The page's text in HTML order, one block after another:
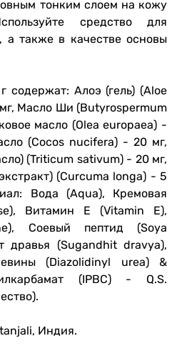
тонким слоем на кожу
средство для
а также в качестве основы
содержат: Алоэ (гель) (Aloe
Масло Ши (Butyrospermum
масло (Olea europaea) -
(Cocos nucifera) - 20 мг,
(Triticum sativum) - 20 мг,
(Curcuma longa) - 5
Вода (Aqua), Кремовая
Витамин Е (Vitamin E),
Соевый пептид (Soya
дравья (Sugandhit dravya),
(Diazolidinyl urea) &
(IPBC) - Q.S.
Индия.